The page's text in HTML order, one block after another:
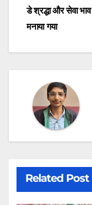
डे श्रद्धा और सेवा
मनाया गया
Related Post